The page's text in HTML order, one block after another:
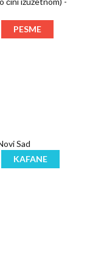
PESME
KAFANE